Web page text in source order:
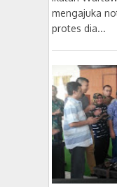
mengajuka
protes dia...